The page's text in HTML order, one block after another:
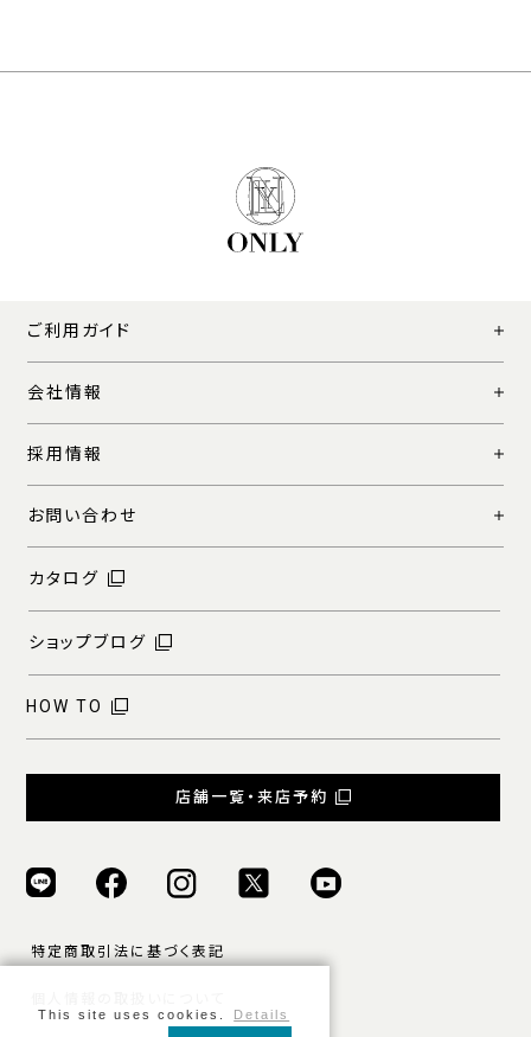
ご利用ガイド
会社情報
採用情報
お問い合わせ
カタログ
ショップブログ
HOW TO
店舗一覧・来店予約
特定商取引法に基づく表記
This site uses cookies. Details